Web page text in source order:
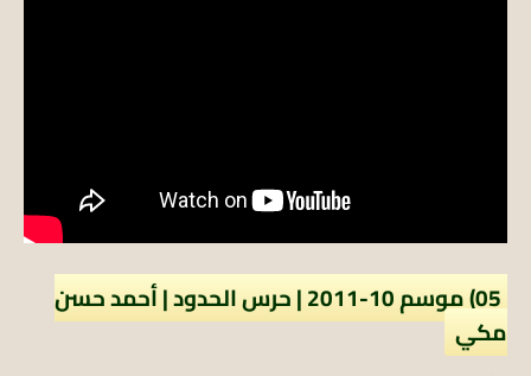
05) موسم 10-2011 | حرس الحدود | أحمد حسن
مكي